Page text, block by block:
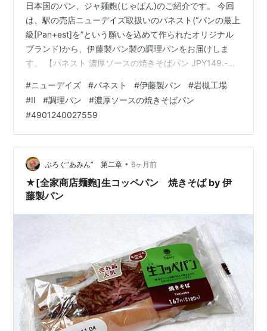
日本国のパン、ジャ麺麭(じゃぱん)のご紹介です。 今回
は、駅の売店ニューデイズ取扱いのパネスト(“パンの最上
級[Pan+est]を”という願いを込めて作られたオリジナル
ブランド)から、伊藤製パン製の調理パンをお届けしま
す。 【パネスト 濃厚ソースの焼きそばパン JPY149.-
炒めた焼きそばを挟み、追いソース、マヨネーズ、紅し
ょうがをトッピングしました。と、いうことです。 な
お、今回の取扱いは、ニューデイズ 福島西口店(福島県福
島市栄町)でした。 包装の中は、 こんなカンジ^^ オシリ
は、 こんなカンジ^^ フカフカの柔らかいオシリです(#^…
#ニューデイズ #パネスト #伊藤製パン #岩槻工場
#II #調理パン #濃厚ソースの焼きそばパン
#4901240027559
ぶろぐ“あみん” 第二章 • 6ヶ月前
★[全家商店麺麭]生コッペパン 焼きそば by 伊
藤製パン